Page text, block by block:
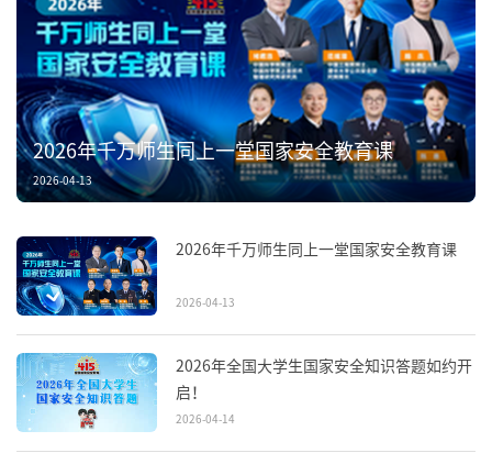
2026年千万师生同上一堂国家安全教育课
2026-04-13
2026年千万师生同上一堂国家安全教育课
2026-04-13
2026年全国大学生国家安全知识答题如约开
启！
2026-04-14